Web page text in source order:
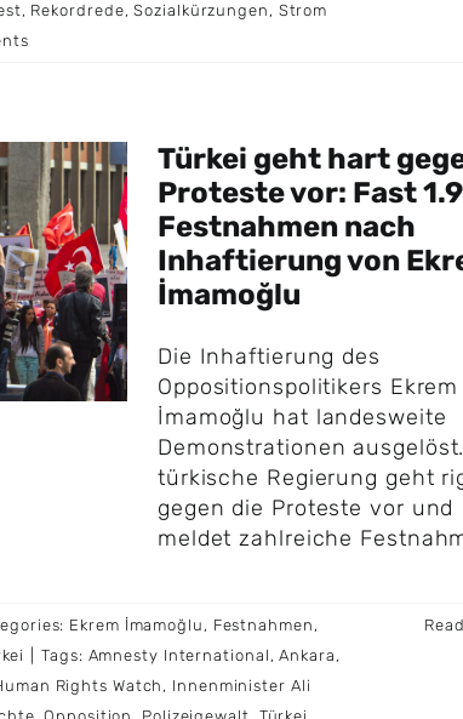
, Rekordrede,Sozialkürzungen , Strom
Türkei geht hart
Proteste vor: Fast
Festnahmen nach
Inhaftierung von
İmamoğlu
Die Inhaftierung des
Oppositionspolitikers Ekrem
İmamoğlu hat landesweite
Demonstrationen
türkische Regierung geht
gegen die Proteste vor und
meldet zahlreiche
Ekrem İmamoğlu , Festnahmen ,
Tags: Amnesty International ,Ankara ,
Rights Watch , Innenminister Ali